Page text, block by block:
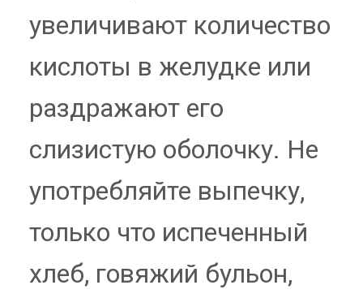
увеличивают количество
кислоты в желудке или
раздражают его
слизистую оболочку. Не
употребляйте выпечку,
только что испеченный
хлеб, говяжий бульон,